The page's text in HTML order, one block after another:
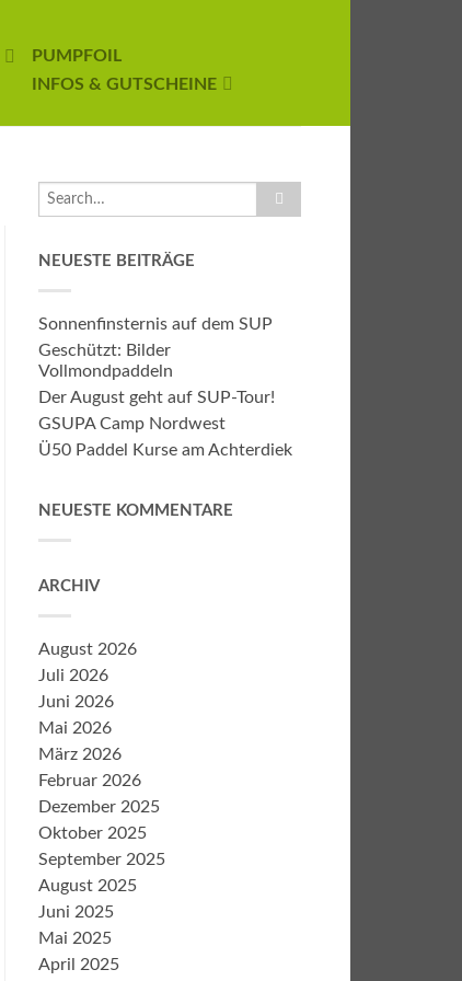
PUMPFOIL
INFOS & GUTSCHEINE
NEUESTE BEITRÄGE
Sonnenfinsternis auf dem SUP
Geschützt: Bilder
Vollmondpaddeln
Der August geht auf SUP-Tour!
GSUPA Camp Nordwest
Ü50 Paddel Kurse am Achterdiek
NEUESTE KOMMENTARE
ARCHIV
August 2026
Juli 2026
Juni 2026
Mai 2026
März 2026
Februar 2026
Dezember 2025
Oktober 2025
September 2025
August 2025
Juni 2025
Mai 2025
April 2025